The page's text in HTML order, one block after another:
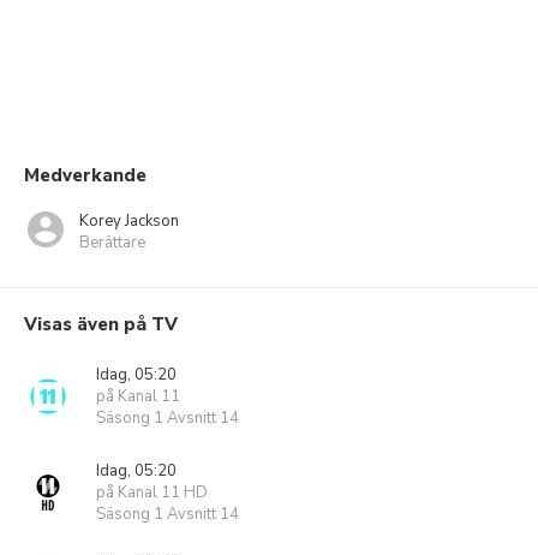
Medverkande
Korey Jackson
Berättare
Visas även på TV
Idag, 05:20
på Kanal 11
Säsong 1 Avsnitt 14
Idag, 05:20
på Kanal 11 HD
Säsong 1 Avsnitt 14